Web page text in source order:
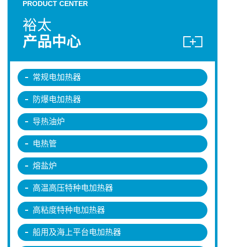
PRODUCT CENTER
裕太
产品中心
常规电加热器
防爆电加热器
导热油炉
电热管
熔盐炉
高温高压特种电加热器
高粘度特种电加热器
船用及海上平台电加热器